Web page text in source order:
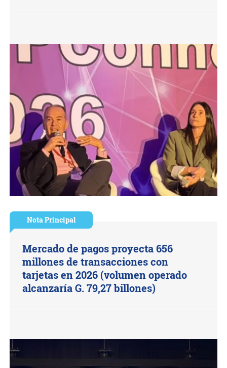
Nota Principal
Mercado de pagos proyecta 656
millones de transacciones con
tarjetas en 2026 (volumen operado
alcanzaría G. 79,27 billones)